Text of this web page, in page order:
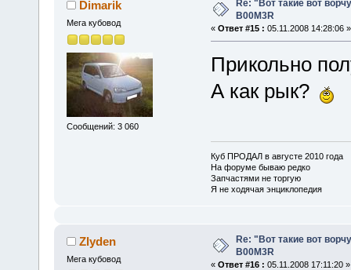
Dimarik
Мега кубовод
Сообщений: 3 060
Re: "Вот такие вот
B00M3R
« Ответ #15 : 05.11.2008 14:28:06 »
Прикольно
А как рык?
Куб ПРОДАЛ в августе 2010 года
На форуме бываю редко
Запчастями не торгую
Я не ходячая энциклопедия
Zlyden
Мега кубовод
Re: "Вот такие вот
B00M3R
« Ответ #16 : 05.11.2008 17:11:20 »